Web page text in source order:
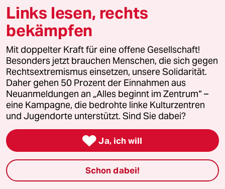
Vergangene
taz lab 2027
Mehr taz Lesestoff
taz Blogs
taz FUTURZWEI
Le Monde diplomatique
Links lesen, rechts
bekämpfen
Mit doppelter Kraft für eine offene Gesellschaft!
Besonders jetzt brauchen Menschen, die sich gegen
Rechtsextremismus einsetzen, unsere Solidarität.
Daher gehen 50 Prozent der Einnahmen aus
Neuanmeldungen an „Alles beginnt im Zentrum“ –
eine Kampagne, die bedrohte linke Kulturzentren
und Jugendorte unterstützt. Sind Sie dabei?
 Ja, ich will
Schon dabei!